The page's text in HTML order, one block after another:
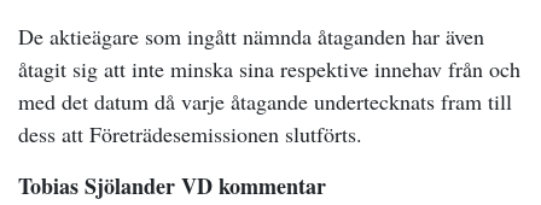
De aktieägare som ingått nämnda åtaganden har även
åtagit sig att inte minska sina respektive innehav från och
med det datum då varje åtagande undertecknats fram till
dess att Företrädesemissionen slutförts.
Tobias Sjölander VD kommentar